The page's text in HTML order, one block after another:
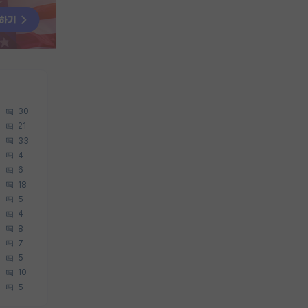
30
21
33
4
6
18
5
4
8
7
5
10
5